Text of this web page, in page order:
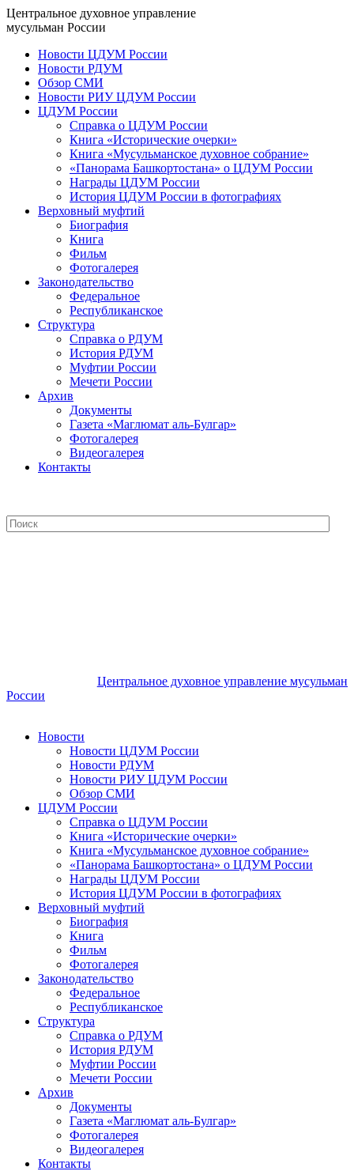
Центральное духовное управление
мусульман России
Новости ЦДУМ России
Новости РДУМ
Обзор СМИ
Новости РИУ ЦДУМ России
ЦДУМ России
Справка о ЦДУМ России
Книга «Исторические очерки»
Книга «Мусульманское духовное собрание»
«Панорама Башкортостана» о ЦДУМ России
Награды ЦДУМ России
История ЦДУМ России в фотографиях
Верховный муфтий
Биография
Книга
Фильм
Фотогалерея
Законодательство
Федеральное
Республиканское
Структура
Справка о РДУМ
История РДУМ
Муфтии России
Мечети России
Архив
Документы
Газета «Маглюмат аль-Булгар»
Фотогалерея
Видеогалерея
Контакты
Центральное духовное управление мусульман
России
Новости
Новости ЦДУМ России
Новости РДУМ
Новости РИУ ЦДУМ России
Обзор СМИ
ЦДУМ России
Справка о ЦДУМ России
Книга «Исторические очерки»
Книга «Мусульманское духовное собрание»
«Панорама Башкортостана» о ЦДУМ России
Награды ЦДУМ России
История ЦДУМ России в фотографиях
Верховный муфтий
Биография
Книга
Фильм
Фотогалерея
Законодательство
Федеральное
Республиканское
Структура
Справка о РДУМ
История РДУМ
Муфтии России
Мечети России
Архив
Документы
Газета «Маглюмат аль-Булгар»
Фотогалерея
Видеогалерея
Контакты